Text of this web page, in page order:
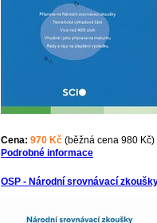
Cena: 970 Kč (běžná cena 980 Kč)
Podrobné informace
OSP - Národní srovnávací